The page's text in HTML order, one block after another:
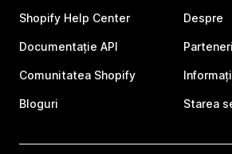
Shopify Help Center
Documentație API
Comunitatea Shopify
Bloguri
Despre
Parteneri
Starea